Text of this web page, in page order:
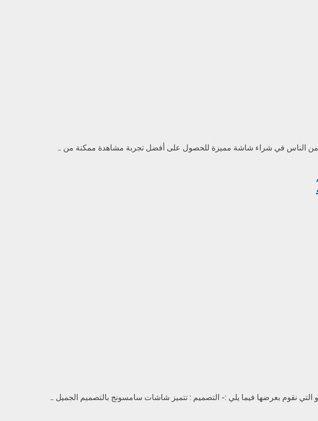
من الناس في شراء شاشة مميزة للحصول على أفضل تجربة مشاهدة ممكنة من …
نقوم بعرضها فيما يلي :- التصميم : تتميز شاشات سامسونج بالتصميم الجميل …